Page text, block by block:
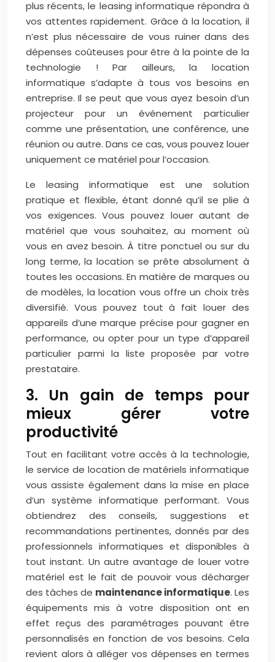
plus récents, le leasing informatique répondra à
vos attentes rapidement. Grâce à la location, il
n’est plus nécessaire de vous ruiner dans des
dépenses coûteuses pour être à la pointe de la
technologie !Par ailleurs, la location
informatique s’adapte à tous vos besoins en
entreprise. Il se peut que vous ayez besoin d’un
projecteur pour un événement particulier
comme une présentation, une conférence, une
réunion ou autre. Dans ce cas, vous pouvez louer
uniquement ce matériel pour l’occasion.
Le leasing informatique est une solution
pratique et flexible, étant donné qu’il se plie à
vos exigences. Vous pouvez louer autant de
matériel que vous souhaitez, au moment où
vous en avez besoin. À titre ponctuel ou sur du
long terme, la location se prête absolument à
toutes les occasions.En matière de marques ou
de modèles, la location vous offre un choix très
diversifié. Vous pouvez tout à fait louer des
appareils d’une marque précise pour gagner en
performance, ou opter pour un type d’appareil
particulier parmi la liste proposée par votre
prestataire.
3. Un gain de temps pour
mieux gérer votre
productivité
Tout en facilitant votre accès à la technologie,
le service de location de matériels informatique
vous assiste également dans la mise en place
d’un système informatique performant. Vous
obtiendrez des conseils, suggestions et
recommandations pertinentes, donnés par des
professionnels informatiques et disponibles à
tout instant. Un autre avantage de louer votre
matériel est le fait de pouvoir vous décharger
des tâches de maintenance informatique. Les
équipements mis à votre disposition ont en
effet reçus des paramétrages pouvant être
personnalisés en fonction de vos besoins. Cela
revient alors à alléger vos dépenses en termes